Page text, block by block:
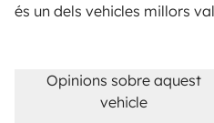
és un dels vehicles millors
Opinions sobre aquest
vehicle